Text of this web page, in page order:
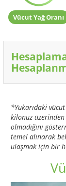
Vücut Yağ Oranı
*Yukarıdaki
kilonuz
olmadığını
temel alınarak
ulaşmak için bir